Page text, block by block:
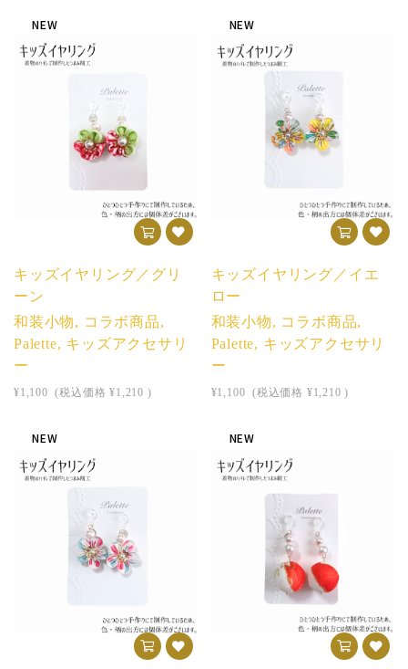
NEW
キッズイヤリング／グリ
ーン
和装小物, コラボ商品,
Palette, キッズアクセサリ
ー
¥1,100 (税込価格 ¥1,210 )
NEW
キッズイヤリング／イエ
ロー
和装小物, コラボ商品,
Palette, キッズアクセサリ
ー
¥1,100 (税込価格 ¥1,210 )
NEW NEW